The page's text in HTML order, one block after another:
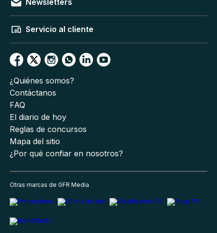
Newsletters
Servicio al cliente
¿Quiénes somos?
Contáctanos
FAQ
El diario de hoy
Reglas de concursos
Mapa del sitio
¿Por qué confiar en nosotros?
Otras marcas de GFR Media